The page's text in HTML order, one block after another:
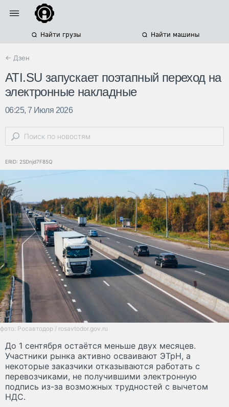
Найти грузы Найти машины
← Дзен
ATI.SU запускает поэтапный переход на
электронные накладные
06:25, 7 Июля 2026
ERID: 2SDnjd7F85Q
фото: Росавтодор / rosavtodor.gov.ru
До 1 сентября остаётся меньше двух месяцев.
Участники рынка активно осваивают ЭТрН, а
некоторые заказчики отказываются работать с
перевозчиками, не получившими электронную
подпись из-за возможных трудностей с вычетом
НДС.